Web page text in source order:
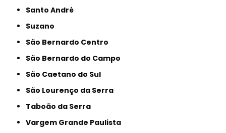
Santo André
Suzano
São Bernardo Centro
São Bernardo do Campo
São Caetano do Sul
São Lourenço da Serra
Taboão da Serra
Vargem Grande Paulista